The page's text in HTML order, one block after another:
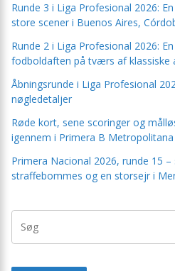
Runde 3 i Liga Profesional 2026:
store scener i Buenos Aires,
Runde 2 i Liga Profesional 2026:
fodboldaften på tværs af klassiske
Åbningsrunde i Liga Profesional
nøgledetaljer
Røde kort, sene scoringer og
igennem i Primera B
Primera Nacional 2026, runde 15
straffebommes og en storsejr i